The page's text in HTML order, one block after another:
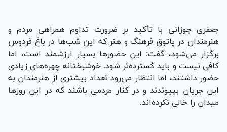
جعفری جوزانی با تأکید بر ضرورت تداوم همراهی مردم و
هنرمندان در پاتوق فرهنگ و هنر که این شب‌ها در باغ فردوس
برگزار می‌شود، گفت: این حضورها بسیار ارزشمند است، اما
کافی نیست و باید گسترده‌تر شود. خوشبختانه چهره‌های زیادی
حضور داشتند، اما انتظار می‌رود تعداد بیشتری از هنرمندان به
این جریان بپیوندند و در کنار مردمی باشند که در این روزها
میدان را خالی نکرده‌اند.